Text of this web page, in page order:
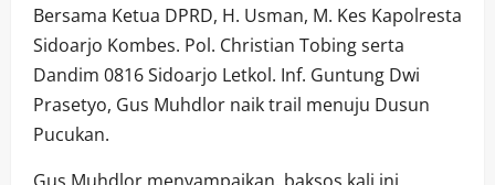
Bersama Ketua DPRD, H. Usman, M. Kes Kapolresta
Sidoarjo Kombes. Pol. Christian Tobing serta
Dandim 0816 Sidoarjo Letkol. Inf. Guntung Dwi
Prasetyo, Gus Muhdlor naik trail menuju Dusun
Pucukan.